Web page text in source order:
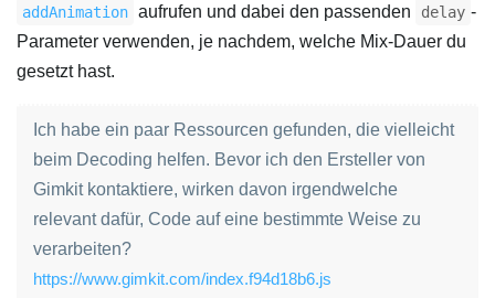
addAnimation aufrufen und dabei den passenden delay -
Parameter verwenden, je nachdem, welche Mix-Dauer du
gesetzt hast.
Ich habe ein paar Ressourcen gefunden, die vielleicht
beim Decoding helfen. Bevor ich den Ersteller von
Gimkit kontaktiere, wirken davon irgendwelche
relevant dafür, Code auf eine bestimmte Weise zu
verarbeiten?
https://www.gimkit.com/index.f94d18b6.js